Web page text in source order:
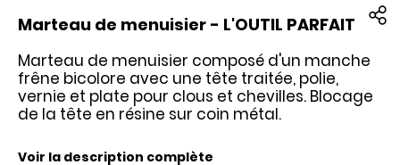
Marteau de menuisier - L'OUTIL PARFAIT
Marteau de menuisier composé d'un manche
frêne bicolore avec une tête traitée, polie,
vernie et plate pour clous et chevilles. Blocage
de la tête en résine sur coin métal.
Voir la description complète